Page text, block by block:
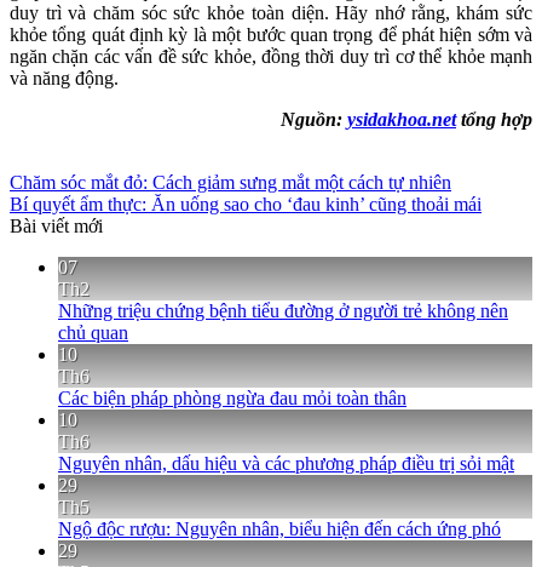
duy trì và chăm sóc sức khỏe toàn diện. Hãy nhớ rằng, khám sức
khỏe tổng quát định kỳ là một bước quan trọng để phát hiện sớm và
ngăn chặn các vấn đề sức khỏe, đồng thời duy trì cơ thể khỏe mạnh
và năng động.
Nguồn: ysidakhoa.nettổng hợp
Chăm sóc mắt đỏ: Cách giảm sưng mắt một cách tự nhiên
Bí quyết ẩm thực: Ăn uống sao cho ‘đau kinh’ cũng thoải mái
Bài viết mới
07
Th2
Những triệu chứng bệnh tiểu đường ở người trẻ không nên
chủ quan
10
Th6
Các biện pháp phòng ngừa đau mỏi toàn thân
10
Th6
Nguyên nhân, dấu hiệu và các phương pháp điều trị sỏi mật
29
Th5
Ngộ độc rượu: Nguyên nhân, biểu hiện đến cách ứng phó
29